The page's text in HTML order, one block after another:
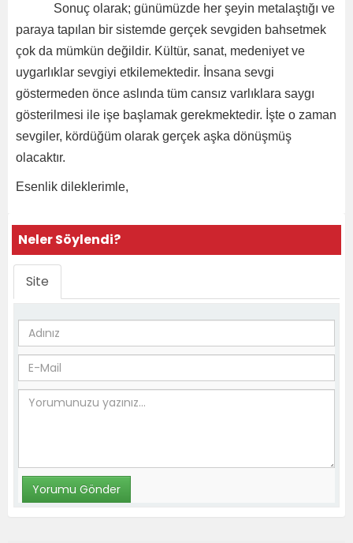
Sonuç olarak; günümüzde her şeyin metalaştığı ve
paraya tapılan bir sistemde gerçek sevgiden bahsetmek
çok da mümkün değildir. Kültür, sanat, medeniyet ve
uygarlıklar sevgiyi etkilemektedir. İnsana sevgi
göstermeden önce aslında tüm cansız varlıklara saygı
gösterilmesi ile işe başlamak gerekmektedir. İşte o zaman
sevgiler, kördüğüm olarak gerçek aşka dönüşmüş
olacaktır.
Esenlik dileklerimle,
Neler Söylendi?
Site